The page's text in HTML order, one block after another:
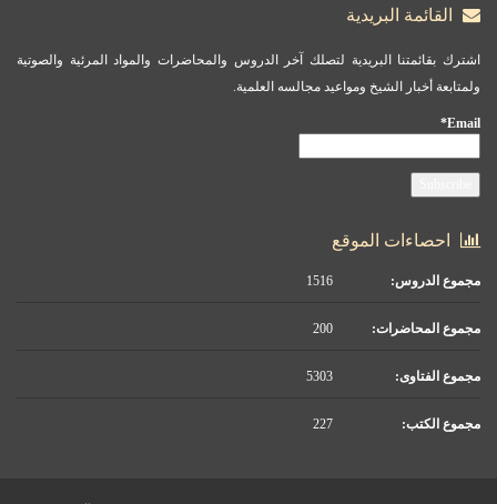
القائمة البريدية
اشترك بقائمتنا البريدية لتصلك آخر الدروس والمحاضرات والمواد المرئية والصوتية
ولمتابعة أخبار الشيخ ومواعيد مجالسه العلمية.
Email*
احصاءات الموقع
مجموع الدروس:
مجموع المحاضرات:
مجموع الفتاوى:
مجموع الكتب: